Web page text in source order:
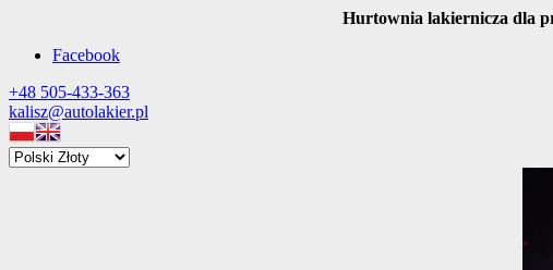
Hurtownia lakiernicza dla
Facebook
+48 505-433-363
kalisz@autolakier.pl